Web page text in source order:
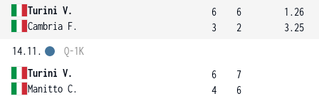
Turini V.
Cambria F.
6
3
6
2
1.26
3.25
14.11.
Turini V.
Manitto C.
Q-1K
6
4
7
6